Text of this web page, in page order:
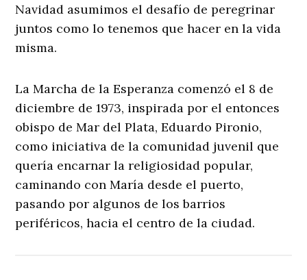
Navidad asumimos el desafío de peregrinar
juntos como lo tenemos que hacer en la vida
misma.
La Marcha de la Esperanza comenzó el 8 de
diciembre de 1973, inspirada por el entonces
obispo de Mar del Plata, Eduardo Pironio,
como iniciativa de la comunidad juvenil que
quería encarnar la religiosidad popular,
caminando con María desde el puerto,
pasando por algunos de los barrios
periféricos, hacia el centro de la ciudad.